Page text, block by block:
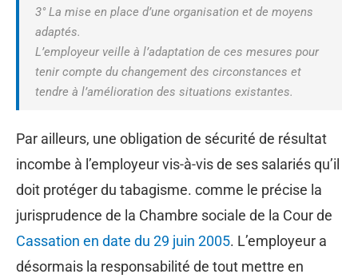
3° La mise en place d’une organisation et de moyens
adaptés.
L’employeur veille à l’adaptation de ces mesures pour
tenir compte du changement des circonstances et
tendre à l’amélioration des situations existantes.
Par ailleurs, une obligation de sécurité de résultat
incombe à l’employeur vis-à-vis de ses salariés qu’il
doit protéger du tabagisme. comme le précise la
jurisprudence de la Chambre sociale de la Cour de
Cassation en date du 29 juin 2005. L’employeur a
désormais la responsabilité de tout mettre en